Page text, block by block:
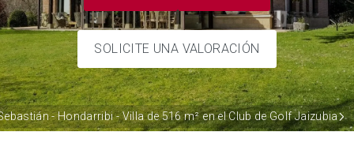
SOLICITE UNA VALORACIÓN
- Hondarribi - Villa de 516 m² en el Club de Golf Jaizubia